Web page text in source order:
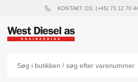
KONTAKT OS: (+45) 75 12 70